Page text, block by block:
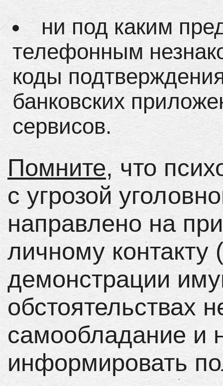
ни под каким
телефонным
коды
банковских
сервисов.
Помните, что
с угрозой
направлено на
личному
демонстрации
обстоятельствах
самообладание и
информировать